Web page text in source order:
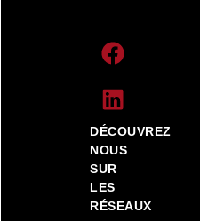
DÉCOUVREZ
NOUS
SUR
LES
RÉSEAUX